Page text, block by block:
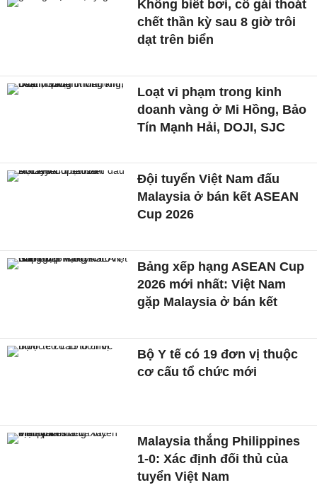
Không biết bơi, cô gái thoát
chết thần kỳ sau 8 giờ trôi
dạt trên biển
Loạt vi phạm trong kinh
doanh vàng ở Mi Hồng, Bảo
Tín Mạnh Hải, DOJI, SJC
Đội tuyển Việt Nam đấu
Malaysia ở bán kết ASEAN
Cup 2026
Bảng xếp hạng ASEAN Cup
2026 mới nhất: Việt Nam
gặp Malaysia ở bán kết
Bộ Y tế có 19 đơn vị thuộc
cơ cấu tổ chức mới
Malaysia thắng Philippines
1-0: Xác định đối thủ của
tuyển Việt Nam